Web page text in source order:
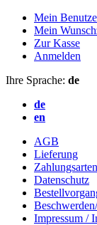
Mein
Mein
Zur Kasse
Anmelden
Ihre Sprache: de
de
en
AGB
Lieferung
Zahlungsarten
Datenschutz
Impressum /